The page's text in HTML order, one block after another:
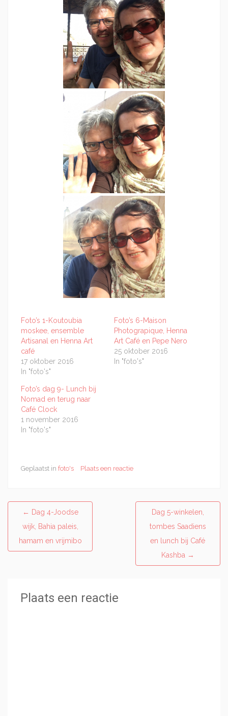
Foto’s 1-Koutoubia
moskee, ensemble
Artisanal en Henna Art
café
17 oktober 2016
In "foto's"
Foto’s 6-Maison
Photograpique, Henna
Art Café en Pepe Nero
25 oktober 2016
In "foto's"
Foto’s dag 9- Lunch bij
Nomad en terug naar
Café Clock
1 november 2016
In "foto's"
Geplaatst in foto's Plaats een reactie
Post
navigatie
← Dag 4-Joodse
wijk, Bahia paleis,
hamam en vrijmibo
Dag 5-winkelen,
tombes Saadiens
en lunch bij Café
Kashba →
Plaats een reactie